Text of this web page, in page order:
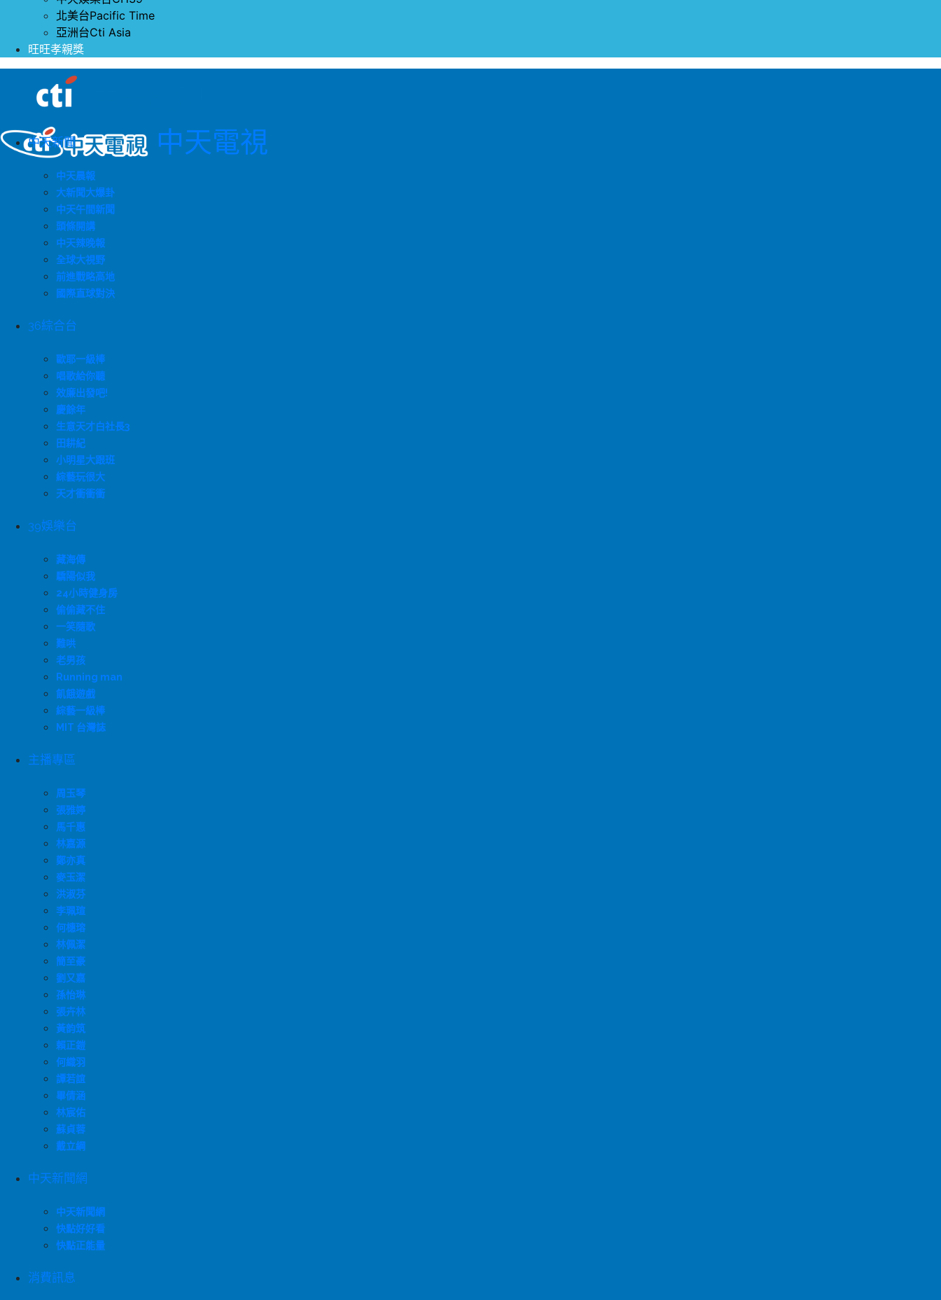
北美台Pacific Time
亞洲台Cti Asia
旺旺孝親獎
中天電視
中天新聞
中天晨報
大新聞大爆卦
中天午間新聞
頭條開講
中天辣晚報
全球大視野
前進戰略高地
國際直球對決
36綜合台
歐耶一級棒
唱歌給你聽
效廉出發吧!
慶餘年
生意天才白社長3
田耕紀
小明星大跟班
綜藝玩很大
天才衝衝衝
39娛樂台
藏海傳
驕陽似我
24小時健身房
偷偷藏不住
一笑隨歌
難哄
老男孩
Running man
飢餓遊戲
綜藝一級棒
MIT 台灣誌
主播專區
周玉琴
張雅婷
馬千惠
林嘉源
鄭亦真
麥玉潔
洪淑芬
李珮瑄
何橞瑢
林佩潔
簡至豪
劉又嘉
孫怡琳
張卉林
黃韵筑
賴正鎧
何織羽
譚若誼
畢倩涵
林宸佑
蘇貞蓉
戴立綱
中天新聞網
中天新聞網
快點好好看
快點正能量
消費訊息